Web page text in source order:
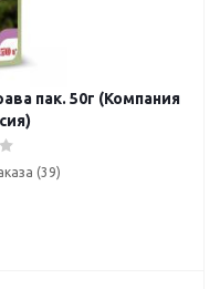
пак. 50г (Компания
(39)